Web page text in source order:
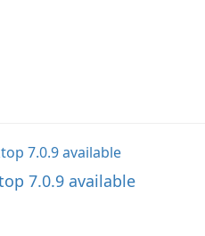
7.0.9 available